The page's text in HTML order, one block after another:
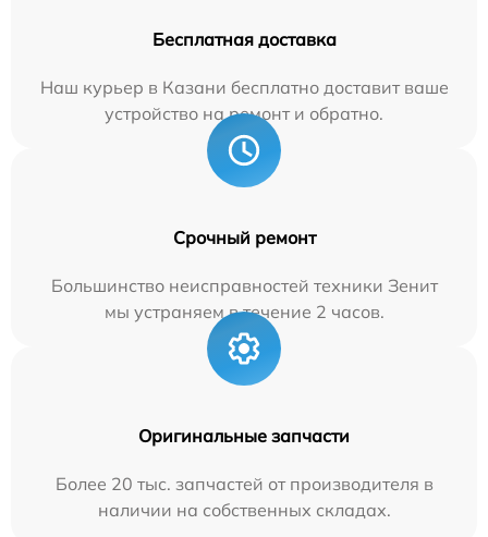
Бесплатная доставка
Наш курьер в Казани бесплатно доставит ваше
устройство на ремонт и обратно.
Срочный ремонт
Большинство неисправностей техники Зенит
мы устраняем в течение 2 часов.
Оригинальные запчасти
Более 20 тыс. запчастей от производителя в
наличии на собственных складах.